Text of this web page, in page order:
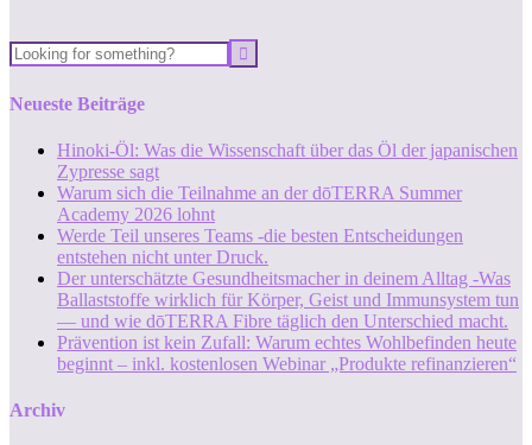
Neueste Beiträge
Hinoki-Öl: Was die Wissenschaft über das Öl der japanischen
Zypresse sagt
Warum sich die Teilnahme an der dōTERRA Summer
Academy 2026 lohnt
Werde Teil unseres Teams -die besten Entscheidungen
entstehen nicht unter Druck.
Der unterschätzte Gesundheitsmacher in deinem Alltag -Was
Ballaststoffe wirklich für Körper, Geist und Immunsystem tun
— und wie dōTERRA Fibre täglich den Unterschied macht.
Prävention ist kein Zufall: Warum echtes Wohlbefinden heute
beginnt – inkl. kostenlosen Webinar „Produkte refinanzieren“
Archiv